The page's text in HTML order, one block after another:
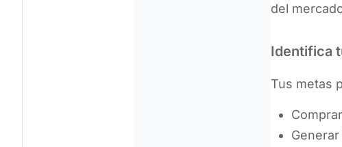
del
Identifica
Tus metas